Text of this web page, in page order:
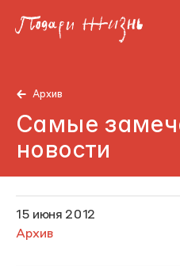
Архив
Самые
новости
15 июня 2012
Архив